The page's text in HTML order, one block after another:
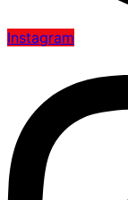
Instagram